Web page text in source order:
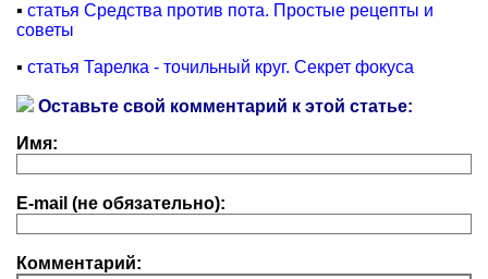
▪ статья Средства против пота. Простые рецепты и
советы
▪ статья Тарелка - точильный круг. Секрет фокуса
Оставьте свой комментарий к этой статье:
Имя:
E-mail (не обязательно):
Комментарий: